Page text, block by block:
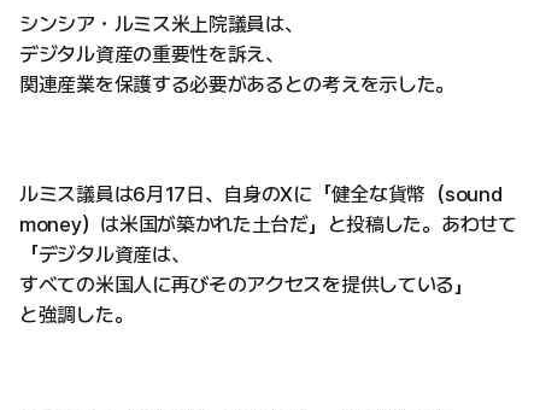
シンシア・ルミス米上院議員は、
デジタル資産の重要性を訴え、
関連産業を保護する必要があるとの考えを示した。
ルミス議員は6月17日、自身のXに「健全な貨幣（sound
money）は米国が築かれた土台だ」と投稿した。あわせて
「デジタル資産は、
すべての米国人に再びそのアクセスを提供している」
と強調した。